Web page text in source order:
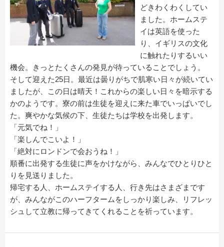
どきわくわくしてい
ました。ホームステ
イは英語を使った
り、イギリスの文化
に触れたりするいい
機会。きっとたくさんの発見が待っていることでしょう。
そして迎えた25日。最近は曇りがちで肌寒い日々が続いてい
ましたが、この日は晴天！これからの楽しい日々を暗示する
かのようです。寮の前は生徒を迎えに来た車でいっぱいでし
た。爽やかな気候の下、生徒たちは学校を出発します。
「元気でね！」
「楽しんでこいよ！」
「絶対にロンドンで会おうね！」
順番に出発する生徒に声をかけながら、みんなでひとりひと
りを見送りました。
帰宅する人、ホームステイする人、行き先はさまざまです
が、みんながこのハーフタームをしっかり楽しみ、リフレッ
シュして立教に帰ってきてくれることを祈っています。